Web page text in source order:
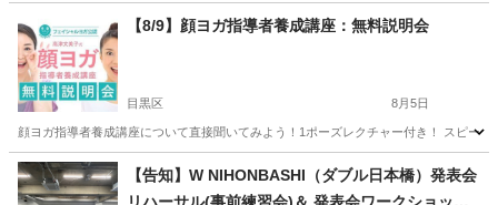
勝どき駅 水泳 少人数
【8/9】顔ヨガ指導者養成講座：無料説明会
目黒区 8月5日
顔ヨガ指導者養成講座について直接聞いてみよう！1ポーズレクチャー付き！ スピー
東京 目黒区 ヨガ
【告知】W NIHONBASHI（ダブル日本橋）発表会